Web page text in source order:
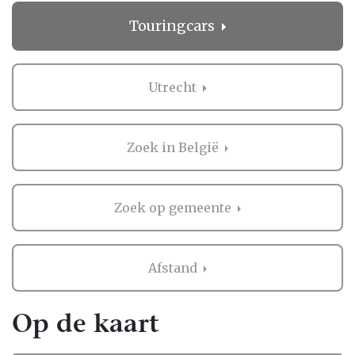
Wat anderen zeggen over Touringcars in
Utrecht
het is logisch dat je graag wilt weten wat
anderen vinden. Daarom biedt Bruiloft.nl je
de mogelijkheid om beoordelingen te lezen
de professionals in Utrecht.
Deze ervaringen zijn waardevol, omdat ze je
een eerlijk beeld geven van wat je kunt
verwachten. Als er nog geen beoordelingen
zijn, kan dat ook een kans zijn. Misschien
mogen jullie wel de eerste zijn die een review
achterlaat! Zo help je niet alleen andere
bruidsparen, maar creëer je ook een
Touringcars
Utrecht
Zoek in België
Zoek op gemeente
Afstand
Op de kaart